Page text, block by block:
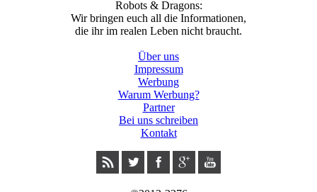
Robots & Dragons:
Wir bringen euch all die Informationen,
die ihr im realen Leben nicht braucht.
Über uns
Impressum
Werbung
Warum Werbung?
Partner
Bei uns schreiben
Kontakt